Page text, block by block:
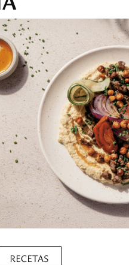
RECETAS